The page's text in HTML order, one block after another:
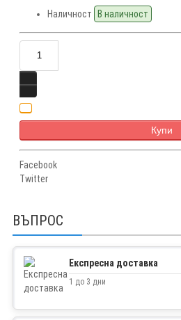
Наличност В наличност
Купи
Facebook
Twitter
ВЪПРОС
Експресна доставка
1 до 3 дни